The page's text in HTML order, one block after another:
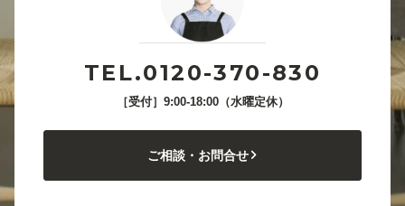
TEL.0120-370-830
［受付］9:00-18:00（水曜定休）
ご相談・お問合せ